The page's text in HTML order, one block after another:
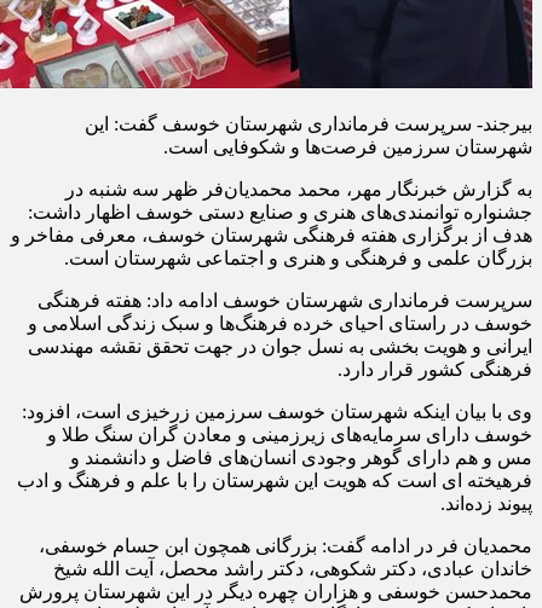
بیرجند- سرپرست فرمانداری شهرستان خوسف گفت: این
شهرستان سرزمین فرصت‌ها و شکوفایی است.
به گزارش خبرنگار مهر، محمد محمدیان‌فر ظهر سه شنبه در
جشنواره توانمندی‌های هنری و صنایع دستی خوسف اظهار داشت:
هدف از برگزاری هفته فرهنگی شهرستان خوسف، معرفی مفاخر و
بزرگان علمی و فرهنگی و هنری و اجتماعی شهرستان است.
سرپرست فرمانداری شهرستان خوسف ادامه داد: هفته فرهنگی
خوسف در راستای احیای خرده فرهنگ‌ها و سبک زندگی اسلامی و
ایرانی و هویت بخشی به نسل جوان در جهت تحقق نقشه مهندسی
فرهنگی کشور قرار دارد.
وی با بیان اینکه شهرستان خوسف سرزمین زرخیزی است، افزود:
خوسف دارای سرمایه‌های زیرزمینی و معادن گران سنگ طلا و
مس و هم دارای گوهر وجودی انسان‌های فاضل و دانشمند و
فرهیخته ای است که هویت این شهرستان را با علم و فرهنگ و ادب
پیوند زده‌اند.
محمدیان فر در ادامه گفت: بزرگانی همچون ابن حسام خوسفی،
خاندان عبادی، دکتر شکوهی، دکتر راشد محصل، آیت الله شیخ
محمدحسن خوسفی و هزاران چهره دیگر در این شهرستان پرورش